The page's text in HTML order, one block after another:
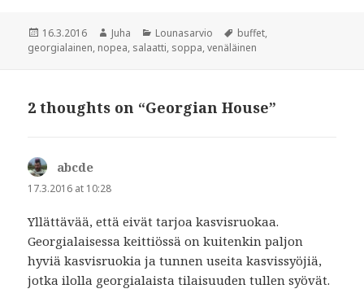
o
w
)
w
)
Posted
on
16.3.2016 Author
Juha Categories
Lounasarvio Tags
buffet,
georgialainen, nopea, salaatti, soppa,venäläinen
2 thoughts on “Georgian House”
abcde
17.3.2016 at 10:28
Yllättävää, että eivät tarjoa kasvisruokaa.
Georgialaisessa keittiössä on kuitenkin paljon
hyviä kasvisruokia ja tunnen useita kasvissyöjiä,
jotka ilolla georgialaista tilaisuuden tullen syövät.